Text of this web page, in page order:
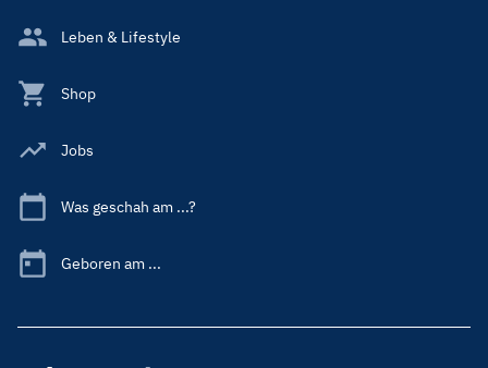
Leben & Lifestyle
Shop
Jobs
Was geschah am ...?
Geboren am ...